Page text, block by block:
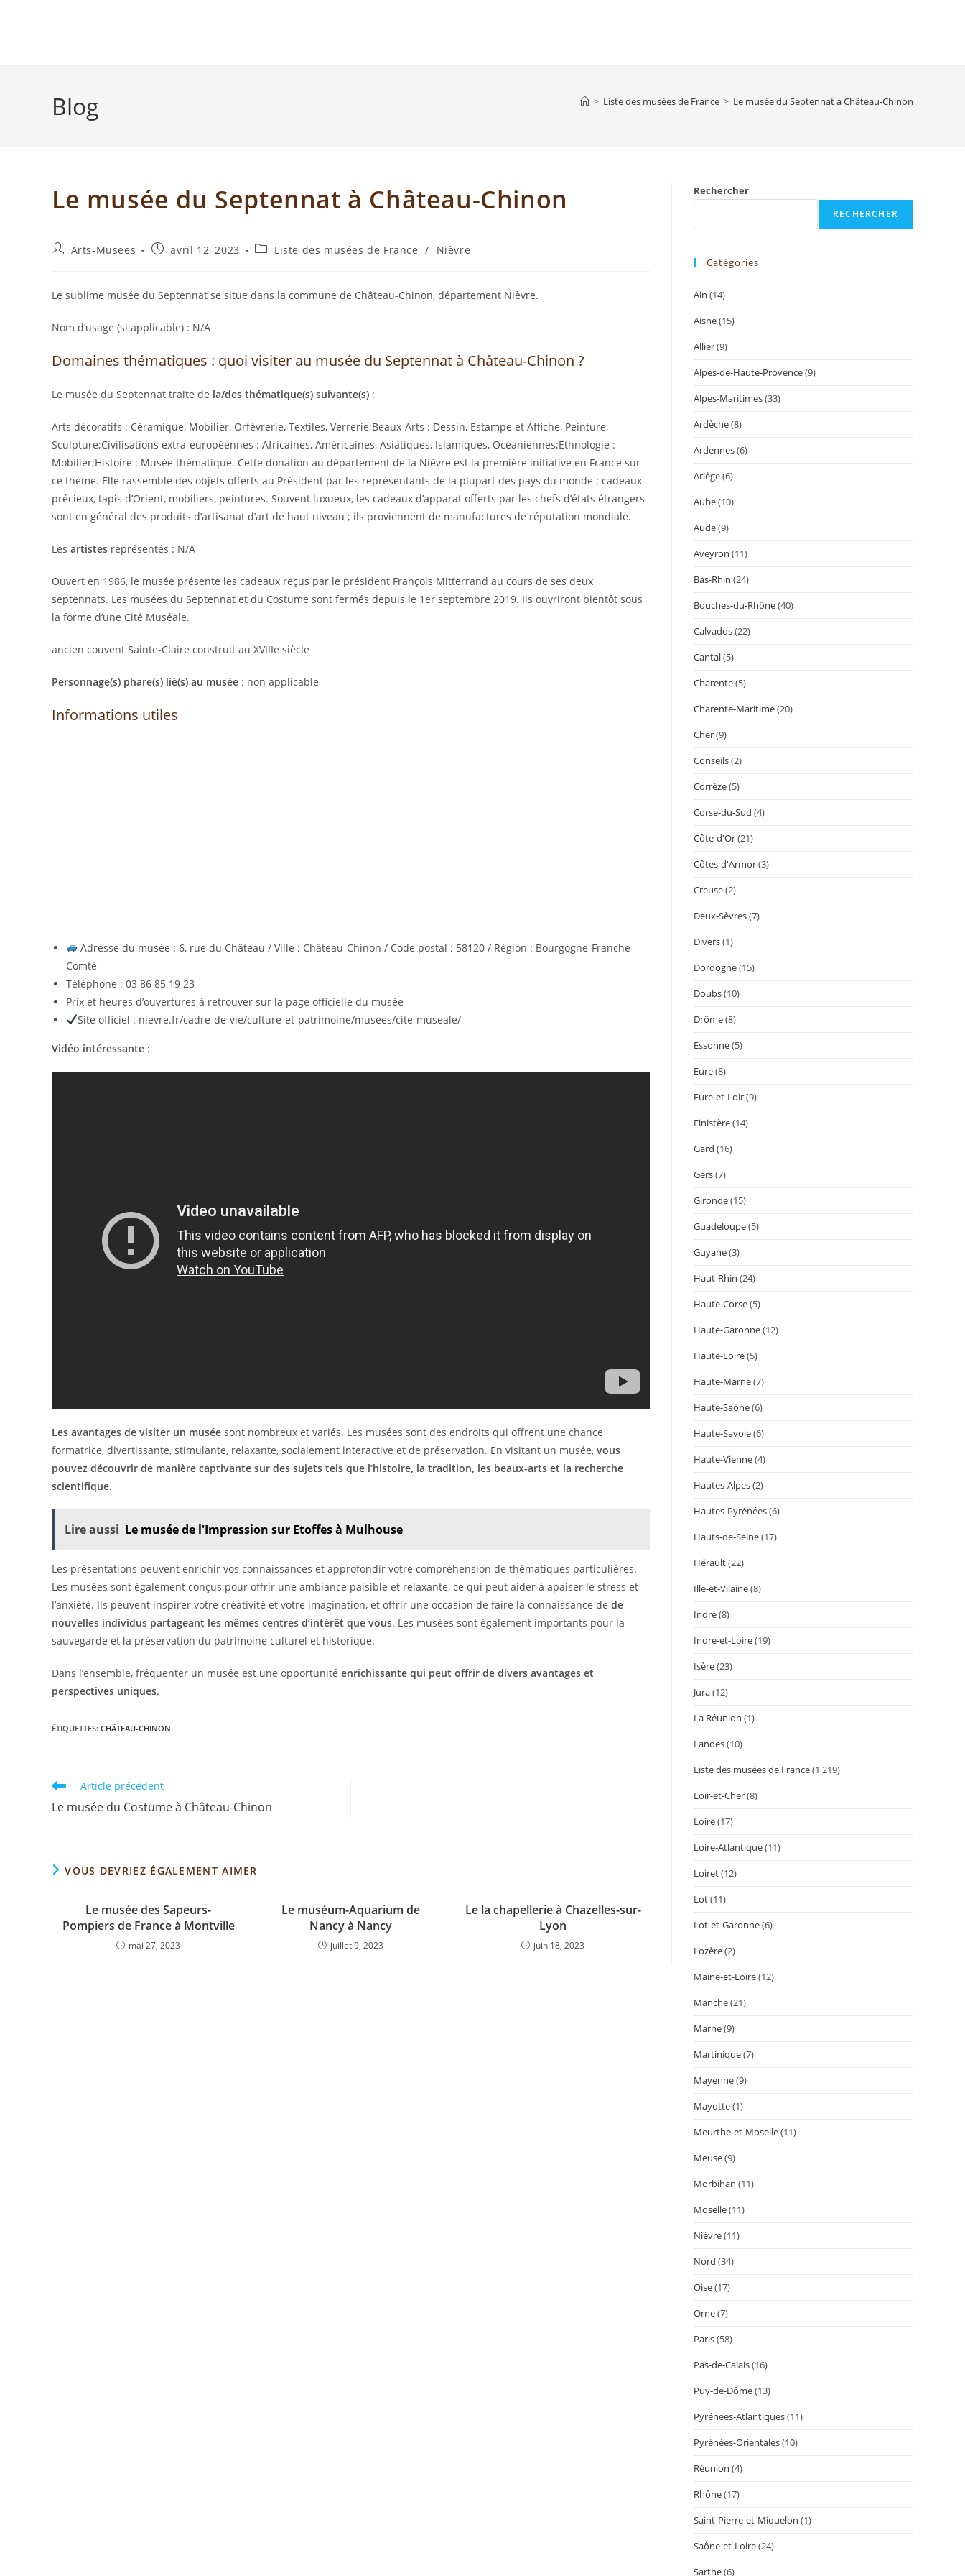
Blog > Liste des musées de France > Le musée du Septennat à Château-Chinon
Le musée du Septennat à Château-Chinon
Arts-Musees avril 12, 2023 Liste des musées de France / Nièvre
Le sublime musée du Septennat se situe dans la commune de Château-Chinon, département Nièvre.
Nom d’usage (si applicable) : N/A
Domaines thématiques : quoi visiter au musée du Septennat à Château-Chinon ?
Le musée du Septennat traite de la/des thématique(s) suivante(s) :
Arts décoratifs : Céramique, Mobilier, Orfèvrerie, Textiles, Verrerie;Beaux-Arts : Dessin, Estampe et Affiche, Peinture,
Sculpture;Civilisations extra-européennes : Africaines, Américaines, Asiatiques, Islamiques, Océaniennes;Ethnologie :
Mobilier;Histoire : Musée thématique. Cette donation au département de la Nièvre est la première initiative en France sur
ce thème. Elle rassemble des objets offerts au Président par les représentants de la plupart des pays du monde : cadeaux
précieux, tapis d’Orient, mobiliers, peintures. Souvent luxueux, les cadeaux d’apparat offerts par les chefs d’états étrangers
sont en général des produits d’artisanat d’art de haut niveau ; ils proviennent de manufactures de réputation mondiale.
Les artistes représentés : N/A
Ouvert en 1986, le musée présente les cadeaux reçus par le président François Mitterrand au cours de ses deux
septennats. Les musées du Septennat et du Costume sont fermés depuis le 1er septembre 2019. Ils ouvriront bientôt sous
la forme d’une Cité Muséale.
ancien couvent Sainte-Claire construit au XVIIIe siècle
Personnage(s) phare(s) lié(s) au musée : non applicable
Informations utiles
Adresse du musée : 6, rue du Château / Ville : Château-Chinon / Code postal : 58120 / Région : Bourgogne-Franche-
Comté
Téléphone : 03 86 85 19 23
Prix et heures d’ouvertures à retrouver sur la page officielle du musée
Site officiel : nievre.fr/cadre-de-vie/culture-et-patrimoine/musees/cite-museale/
Vidéo intéressante :
Les avantages de visiter un musée sont nombreux et variés. Les musées sont des endroits qui offrent une chance
formatrice, divertissante, stimulante, relaxante, socialement interactive et de préservation. En visitant un musée, vous
pouvez découvrir de manière captivante sur des sujets tels que l’histoire, la tradition, les beaux-arts et la recherche
scientifique.
Lire aussi Le musée de l'Impression sur Etoffes à Mulhouse
Les présentations peuvent enrichir vos connaissances et approfondir votre compréhension de thématiques particulières.
Les musées sont également conçus pour offrir une ambiance paisible et relaxante, ce qui peut aider à apaiser le stress et
l’anxiété. Ils peuvent inspirer votre créativité et votre imagination, et offrir une occasion de faire la connaissance de de
nouvelles individus partageant les mêmes centres d’intérêt que vous. Les musées sont également importants pour la
sauvegarde et la préservation du patrimoine culturel et historique.
Dans l’ensemble, fréquenter un musée est une opportunité enrichissante qui peut offrir de divers avantages et
perspectives uniques.
ÉTIQUETTES: CHÂTEAU-CHINON
Article précédent
Le musée du Costume à Château-Chinon
VOUS DEVRIEZ ÉGALEMENT AIMER
Le musée des Sapeurs-
Pompiers de France à Montville
mai 27, 2023
Le muséum-Aquarium de
Nancy à Nancy
juillet 9, 2023
Le la chapellerie à Chazelles-sur-
Lyon
juin 18, 2023
Rechercher
RECHERCHER
Catégories
Ain (14)
Aisne(15)
Allier(9)
Alpes-de-Haute-Provence(9)
Alpes-Maritimes(33)
Ardèche(8)
Ardennes(6)
Ariège(6)
Aube(10)
Aude(9)
Aveyron (11)
Bas-Rhin (24)
Bouches-du-Rhône(40)
Calvados(22)
Cantal(5)
Charente(5)
Charente-Maritime(20)
Cher(9)
Conseils(2)
Corrèze(5)
Corse-du-Sud (4)
Côte-d'Or(21)
Côtes-d'Armor(3)
Creuse(2)
Deux-Sèvres(7)
Divers(1)
Dordogne(15)
Doubs(10)
Drôme(8)
Essonne(5)
Eure(8)
Eure-et-Loir(9)
Finistère(14)
Gard (16)
Gers(7)
Gironde(15)
Guadeloupe(5)
Guyane(3)
Haut-Rhin (24)
Haute-Corse(5)
Haute-Garonne(12)
Haute-Loire(5)
Haute-Marne(7)
Haute-Saône(6)
Haute-Savoie(6)
Haute-Vienne(4)
Hautes-Alpes(2)
Hautes-Pyrénées(6)
Hauts-de-Seine(17)
Hérault(22)
Ille-et-Vilaine(8)
Indre(8)
Indre-et-Loire(19)
Isère(23)
Jura(12)
La Réunion (1)
Landes(10)
Liste des musées de France(1 219)
Loir-et-Cher(8)
Loire(17)
Loire-Atlantique(11)
Loiret(12)
Lot(11)
Lot-et-Garonne(6)
Lozère(2)
Maine-et-Loire(12)
Manche(21)
Marne(9)
Martinique(7)
Mayenne(9)
Mayotte(1)
Meurthe-et-Moselle(11)
Meuse(9)
Morbihan (11)
Moselle(11)
Nièvre(11)
Nord (34)
Oise(17)
Orne(7)
Paris(58)
Pas-de-Calais(16)
Puy-de-Dôme(13)
Pyrénées-Atlantiques(11)
Pyrénées-Orientales(10)
Réunion (4)
Rhône(17)
Saint-Pierre-et-Miquelon (1)
Saône-et-Loire(24)
Sarthe(6)